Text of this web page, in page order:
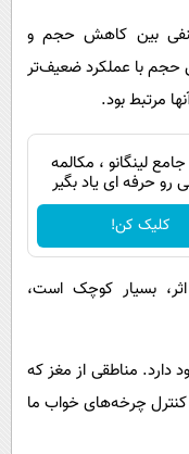
بین کاهش حجم و
حجم با عملکرد ضعیف‌تر
مرتبط بود.
جامع لینگانو ، مکالمه
رو حرفه ای یاد بگیر
کلیک کن!
بسیار کوچک است،
دارد. مناطقی از مغز که
چرخه‌های خواب ما